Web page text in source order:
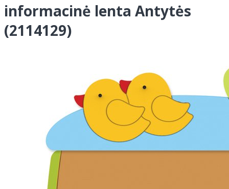
informacinė lenta Antytės
(2114129)